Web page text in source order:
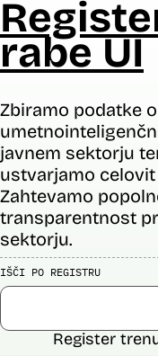
rabe UI
Zbiramo podatke
javnem sektorju
ustvarjamo
Zahtevamo
transparentnost
sektorju.
IŠČI PO REGISTRU
Register